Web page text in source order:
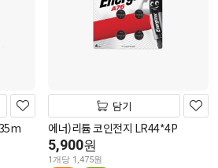
담기
에너)리튬 코인전지 LR44*4P
5,900원
1개당 1,475원